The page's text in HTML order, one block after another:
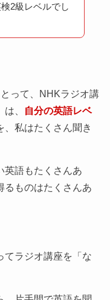
2級レベルでし
って、NHKラジオ講
、
自分の英語レベ
、私はたくさん聞き
英語もたくさんあ
るものはたくさんあ
てラジオ講座を「な